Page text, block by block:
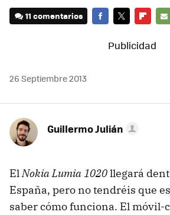
11 comentarios
26 Septiembre 2013
Guillermo Julián
ElNokia Lumia 1020llegará
España, pero no tendréis que
saber cómo funciona. El móvil-